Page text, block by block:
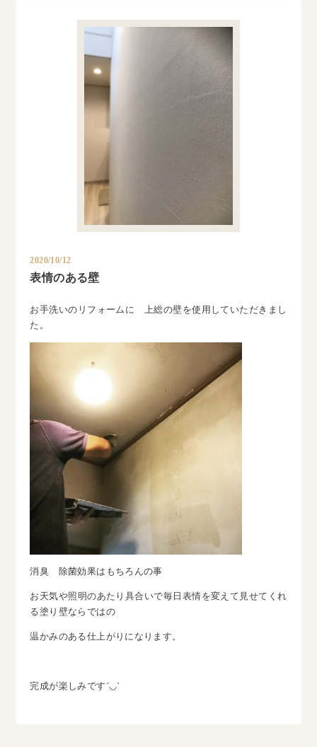
2020/10/12
表情のある壁
お手洗いのリフォームに 上総の壁を使用していただきまし
た。
消臭 除菌効果はもちろんの事
お天気や照明のあたり具合いで毎日表情を変えて見せてくれ
る塗り壁ならではの
温かみのある仕上がりになります。
完成が楽しみです´◡`